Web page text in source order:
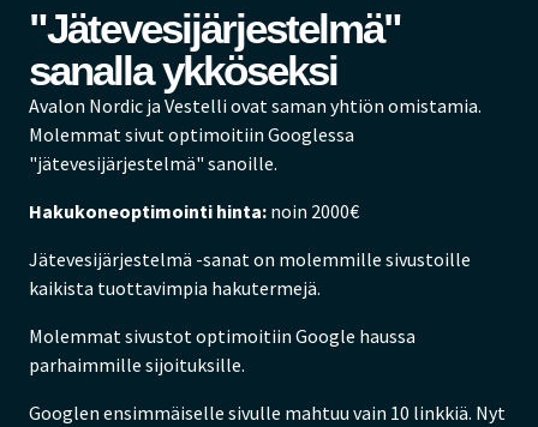
"Jätevesijärjestelmä"
sanalla ykköseksi
Avalon Nordic ja Vestelli ovat saman yhtiön omistamia.
Molemmat sivut optimoitiin Googlessa
"jätevesijärjestelmä" sanoille.
Hakukoneoptimointi hinta: noin 2000€
Jätevesijärjestelmä -sanat on molemmille sivustoille
kaikista tuottavimpia hakutermejä.
Molemmat sivustot optimoitiin Google haussa
parhaimmille sijoituksille.
Googlen ensimmäiselle sivulle mahtuu vain 10 linkkiä. Nyt